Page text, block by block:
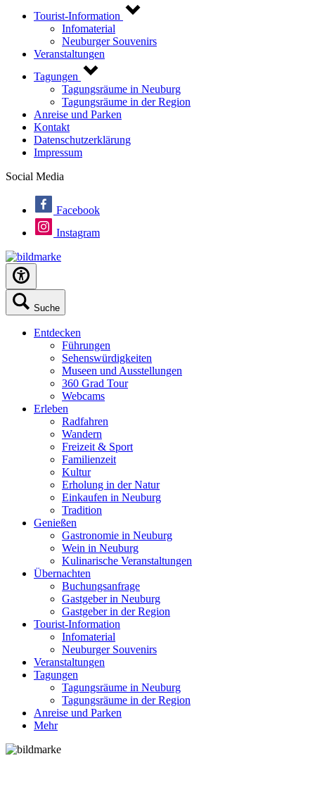
Tourist-Information
Infomaterial
Neuburger Souvenirs
Veranstaltungen
Tagungen
Tagungsräume in Neuburg
Tagungsräume in der Region
Anreise und Parken
Kontakt
Datenschutzerklärung
Impressum
Social Media
Facebook
Instagram
Suche
Entdecken
Führungen
Sehenswürdigkeiten
Museen und Ausstellungen
360 Grad Tour
Webcams
Erleben
Radfahren
Wandern
Freizeit & Sport
Familienzeit
Kultur
Erholung in der Natur
Einkaufen in Neuburg
Tradition
Genießen
Gastronomie in Neuburg
Wein in Neuburg
Kulinarische Veranstaltungen
Übernachten
Buchungsanfrage
Gastgeber in Neuburg
Gastgeber in der Region
Tourist-Information
Infomaterial
Neuburger Souvenirs
Veranstaltungen
Tagungen
Tagungsräume in Neuburg
Tagungsräume in der Region
Anreise und Parken
Mehr